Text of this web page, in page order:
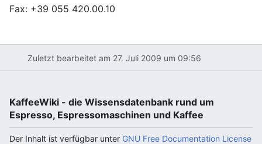
Fax: +39 055 420.00.10
Zuletzt bearbeitet am 27. Juli 2009 um 09:56
KaffeeWiki - die Wissensdatenbank rund um
Espresso, Espressomaschinen und Kaffee
Der Inhalt ist verfügbar unter GNU Free Documentation License